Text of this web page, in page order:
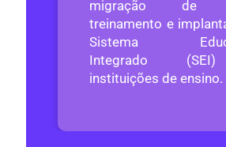
migração de
treinamento e
Sistema
Integrado
instituições de ensino.